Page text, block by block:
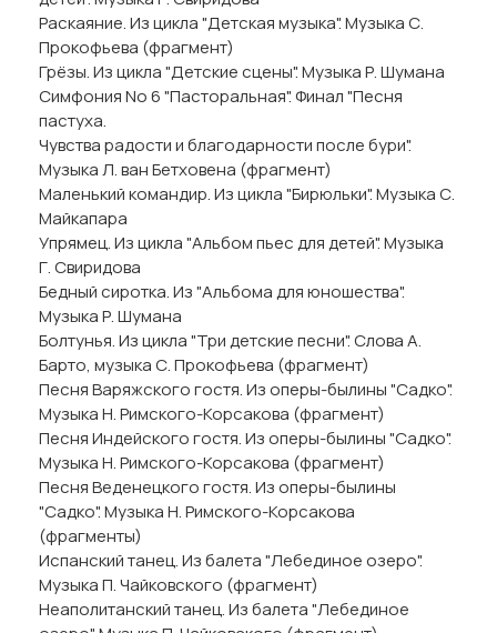
Раскаяние. Из цикла "Детская музыка". Музыка С.
Прокофьева (фрагмент)
Грёзы. Из цикла "Детские сцены". Музыка Р. Шумана
Симфония No 6 "Пасторальная". Финал "Песня
пастуха.
Чувства радости и благодарности после бури".
Музыка Л. ван Бетховена (фрагмент)
Маленький командир. Из цикла "Бирюльки". Музыка С.
Майкапара
Упрямец. Из цикла "Альбом пьес для детей". Музыка
Г. Свиридова
Бедный сиротка. Из "Альбома для юношества".
Музыка Р. Шумана
Болтунья. Из цикла "Три детские песни". Слова А.
Барто, музыка С. Прокофьева (фрагмент)
Песня Варяжского гостя. Из оперы-былины "Садко".
Музыка Н. Римского-Корсакова (фрагмент)
Песня Индейского гостя. Из оперы-былины "Садко".
Музыка Н. Римского-Корсакова (фрагмент)
Песня Веденецкого гостя. Из оперы-былины
"Садко". Музыка Н. Римского-Корсакова
(фрагменты)
Испанский танец. Из балета "Лебединое озеро".
Музыка П. Чайковского (фрагмент)
Неаполитанский танец. Из балета "Лебединое